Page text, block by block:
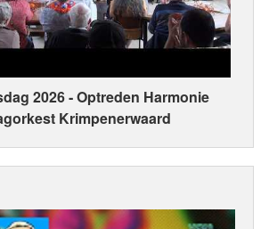
2026 ‑ Optreden Harmonie
Krimpenerwaard